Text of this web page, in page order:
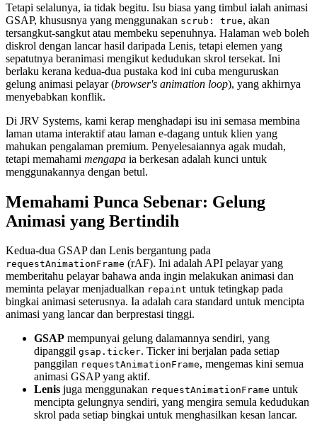
Tetapi selalunya, ia tidak begitu. Isu biasa yang timbul ialah animasi
GSAP, khususnya yang menggunakan scrub: true, akan
tersangkut-sangkut atau membeku sepenuhnya. Halaman web boleh
diskrol dengan lancar hasil daripada Lenis, tetapi elemen yang
sepatutnya beranimasi mengikut kedudukan skrol tersekat. Ini
berlaku kerana kedua-dua pustaka kod ini cuba menguruskan
gelung animasi pelayar (browser's animation loop), yang akhirnya
menyebabkan konflik.
Di JRV Systems, kami kerap menghadapi isu ini semasa membina
laman utama interaktif atau laman e-dagang untuk klien yang
mahukan pengalaman premium. Penyelesaiannya agak mudah,
tetapi memahami mengapa ia berkesan adalah kunci untuk
menggunakannya dengan betul.
Memahami Punca Sebenar: Gelung
Animasi yang Bertindih
Kedua-dua GSAP dan Lenis bergantung pada
requestAnimationFrame (rAF). Ini adalah API pelayar yang
memberitahu pelayar bahawa anda ingin melakukan animasi dan
meminta pelayar menjadualkan repaint untuk tetingkap pada
bingkai animasi seterusnya. Ia adalah cara standard untuk mencipta
animasi yang lancar dan berprestasi tinggi.
GSAP mempunyai gelung dalamannya sendiri, yang
dipanggil gsap.ticker. Ticker ini berjalan pada setiap
panggilan requestAnimationFrame, mengemas kini semua
animasi GSAP yang aktif.
Lenis juga menggunakan requestAnimationFrame untuk
mencipta gelungnya sendiri, yang mengira semula kedudukan
skrol pada setiap bingkai untuk menghasilkan kesan lancar.